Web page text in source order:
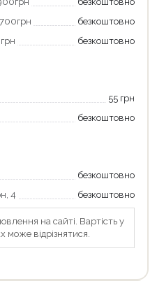
безкоштовно
безкоштовно
55 грн
безкоштовно
безкоштовно
4
безкоштовно
на сайті. Вартість у
може відрізнятися.